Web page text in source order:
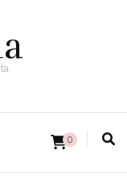
0